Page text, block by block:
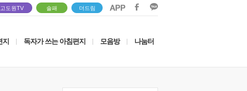
고도원TV 솔패 더드림
지 독자가 쓰는 아침편지 모음방 나눔터